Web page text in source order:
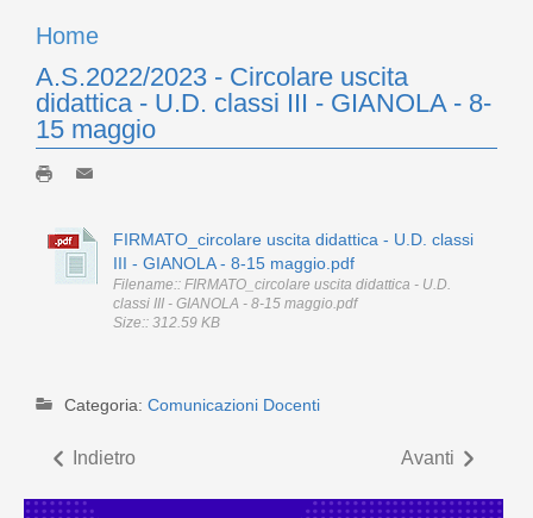
Home
A.S.2022/2023 - Circolare uscita
didattica - U.D. classi III - GIANOLA - 8-
15 maggio
FIRMATO_circolare uscita didattica - U.D. classi
III - GIANOLA - 8-15 maggio.pdf
Filename:: FIRMATO_circolare uscita didattica - U.D.
classi III - GIANOLA - 8-15 maggio.pdf
Size:: 312.59 KB
Categoria: Comunicazioni Docenti
Indietro Avanti